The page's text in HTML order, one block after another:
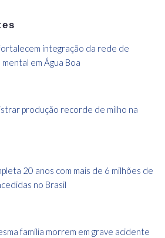
fortalecem integração da rede de
em Água Boa
produção recorde de milho na
20 anos com mais de 6 milhões de
no Brasil
família morrem em grave acidente